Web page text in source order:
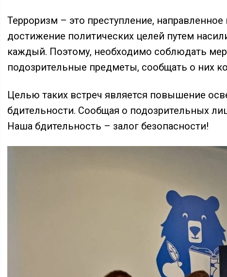
Терроризм – это преступление,
достижение политических целей путем
каждый. Поэтому, необходимо соблюдать
подозрительные предметы, сообщать о них
Целью таких встреч является повышение
бдительности. Сообщая о подозрительных
Наша бдительность – залог безопасности!